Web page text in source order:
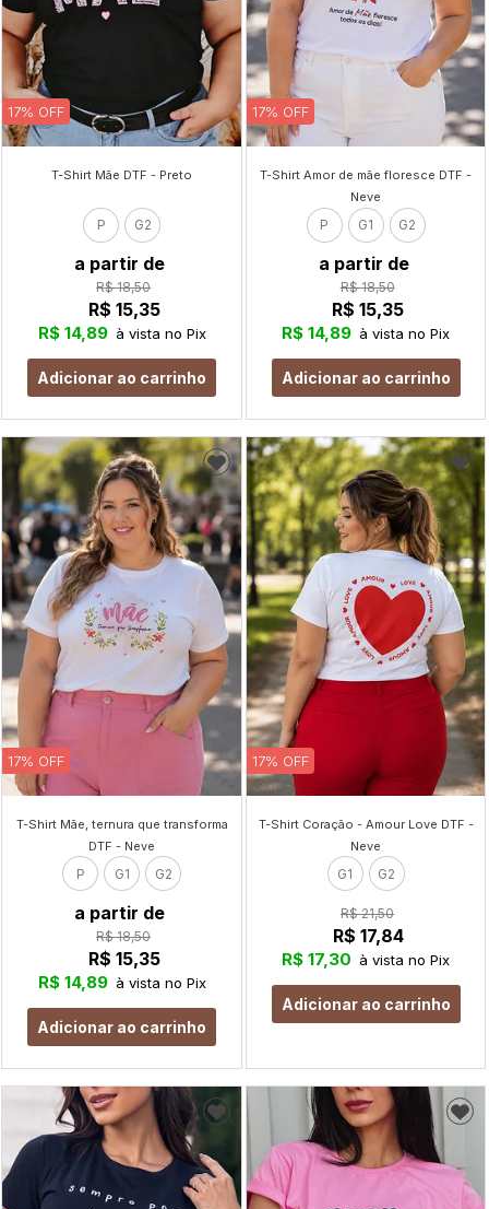
17% OFF
T-Shirt Mãe DTF - Preto
P G2
a partir de
R$ 18,50
R$ 15,35
R$ 14,89 à vista no Pix
Adicionar ao carrinho
17% OFF
T-Shirt Amor de mãe floresce DTF -
Neve
P G1 G2
a partir de
R$ 18,50
R$ 15,35
R$ 14,89 à vista no Pix
Adicionar ao carrinho
17% OFF
T-Shirt Mãe, ternura que transforma
DTF - Neve
P G1 G2
a partir de
R$ 18,50
R$ 15,35
R$ 14,89 à vista no Pix
Adicionar ao carrinho
17% OFF
T-Shirt Coração - Amour Love DTF -
Neve
G1 G2
R$ 21,50
R$ 17,84
R$ 17,30 à vista no Pix
Adicionar ao carrinho